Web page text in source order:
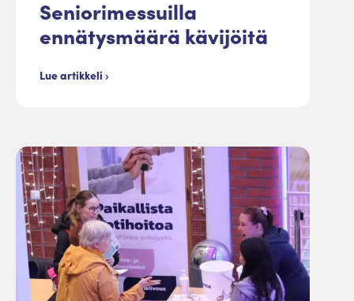
Seniorimessuilla
ennätysmäärä kävijöitä
Lue artikkeli ›